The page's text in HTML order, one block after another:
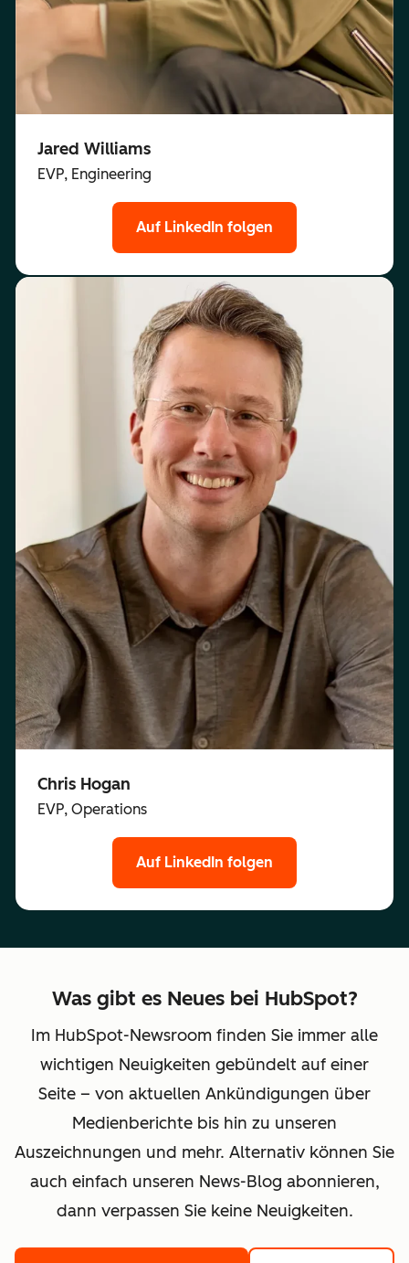
Jared Williams
EVP, Engineering
Auf LinkedIn folgen
Chris Hogan
EVP, Operations
Auf LinkedIn folgen
Was gibt es Neues bei HubSpot?
Im HubSpot-Newsroom finden Sie immer alle
wichtigen Neuigkeiten gebündelt auf einer
Seite – von aktuellen Ankündigungen über
Medienberichte bis hin zu unseren
Auszeichnungen und mehr. Alternativ können Sie
auch einfach unseren News-Blog abonnieren,
dann verpassen Sie keine Neuigkeiten.